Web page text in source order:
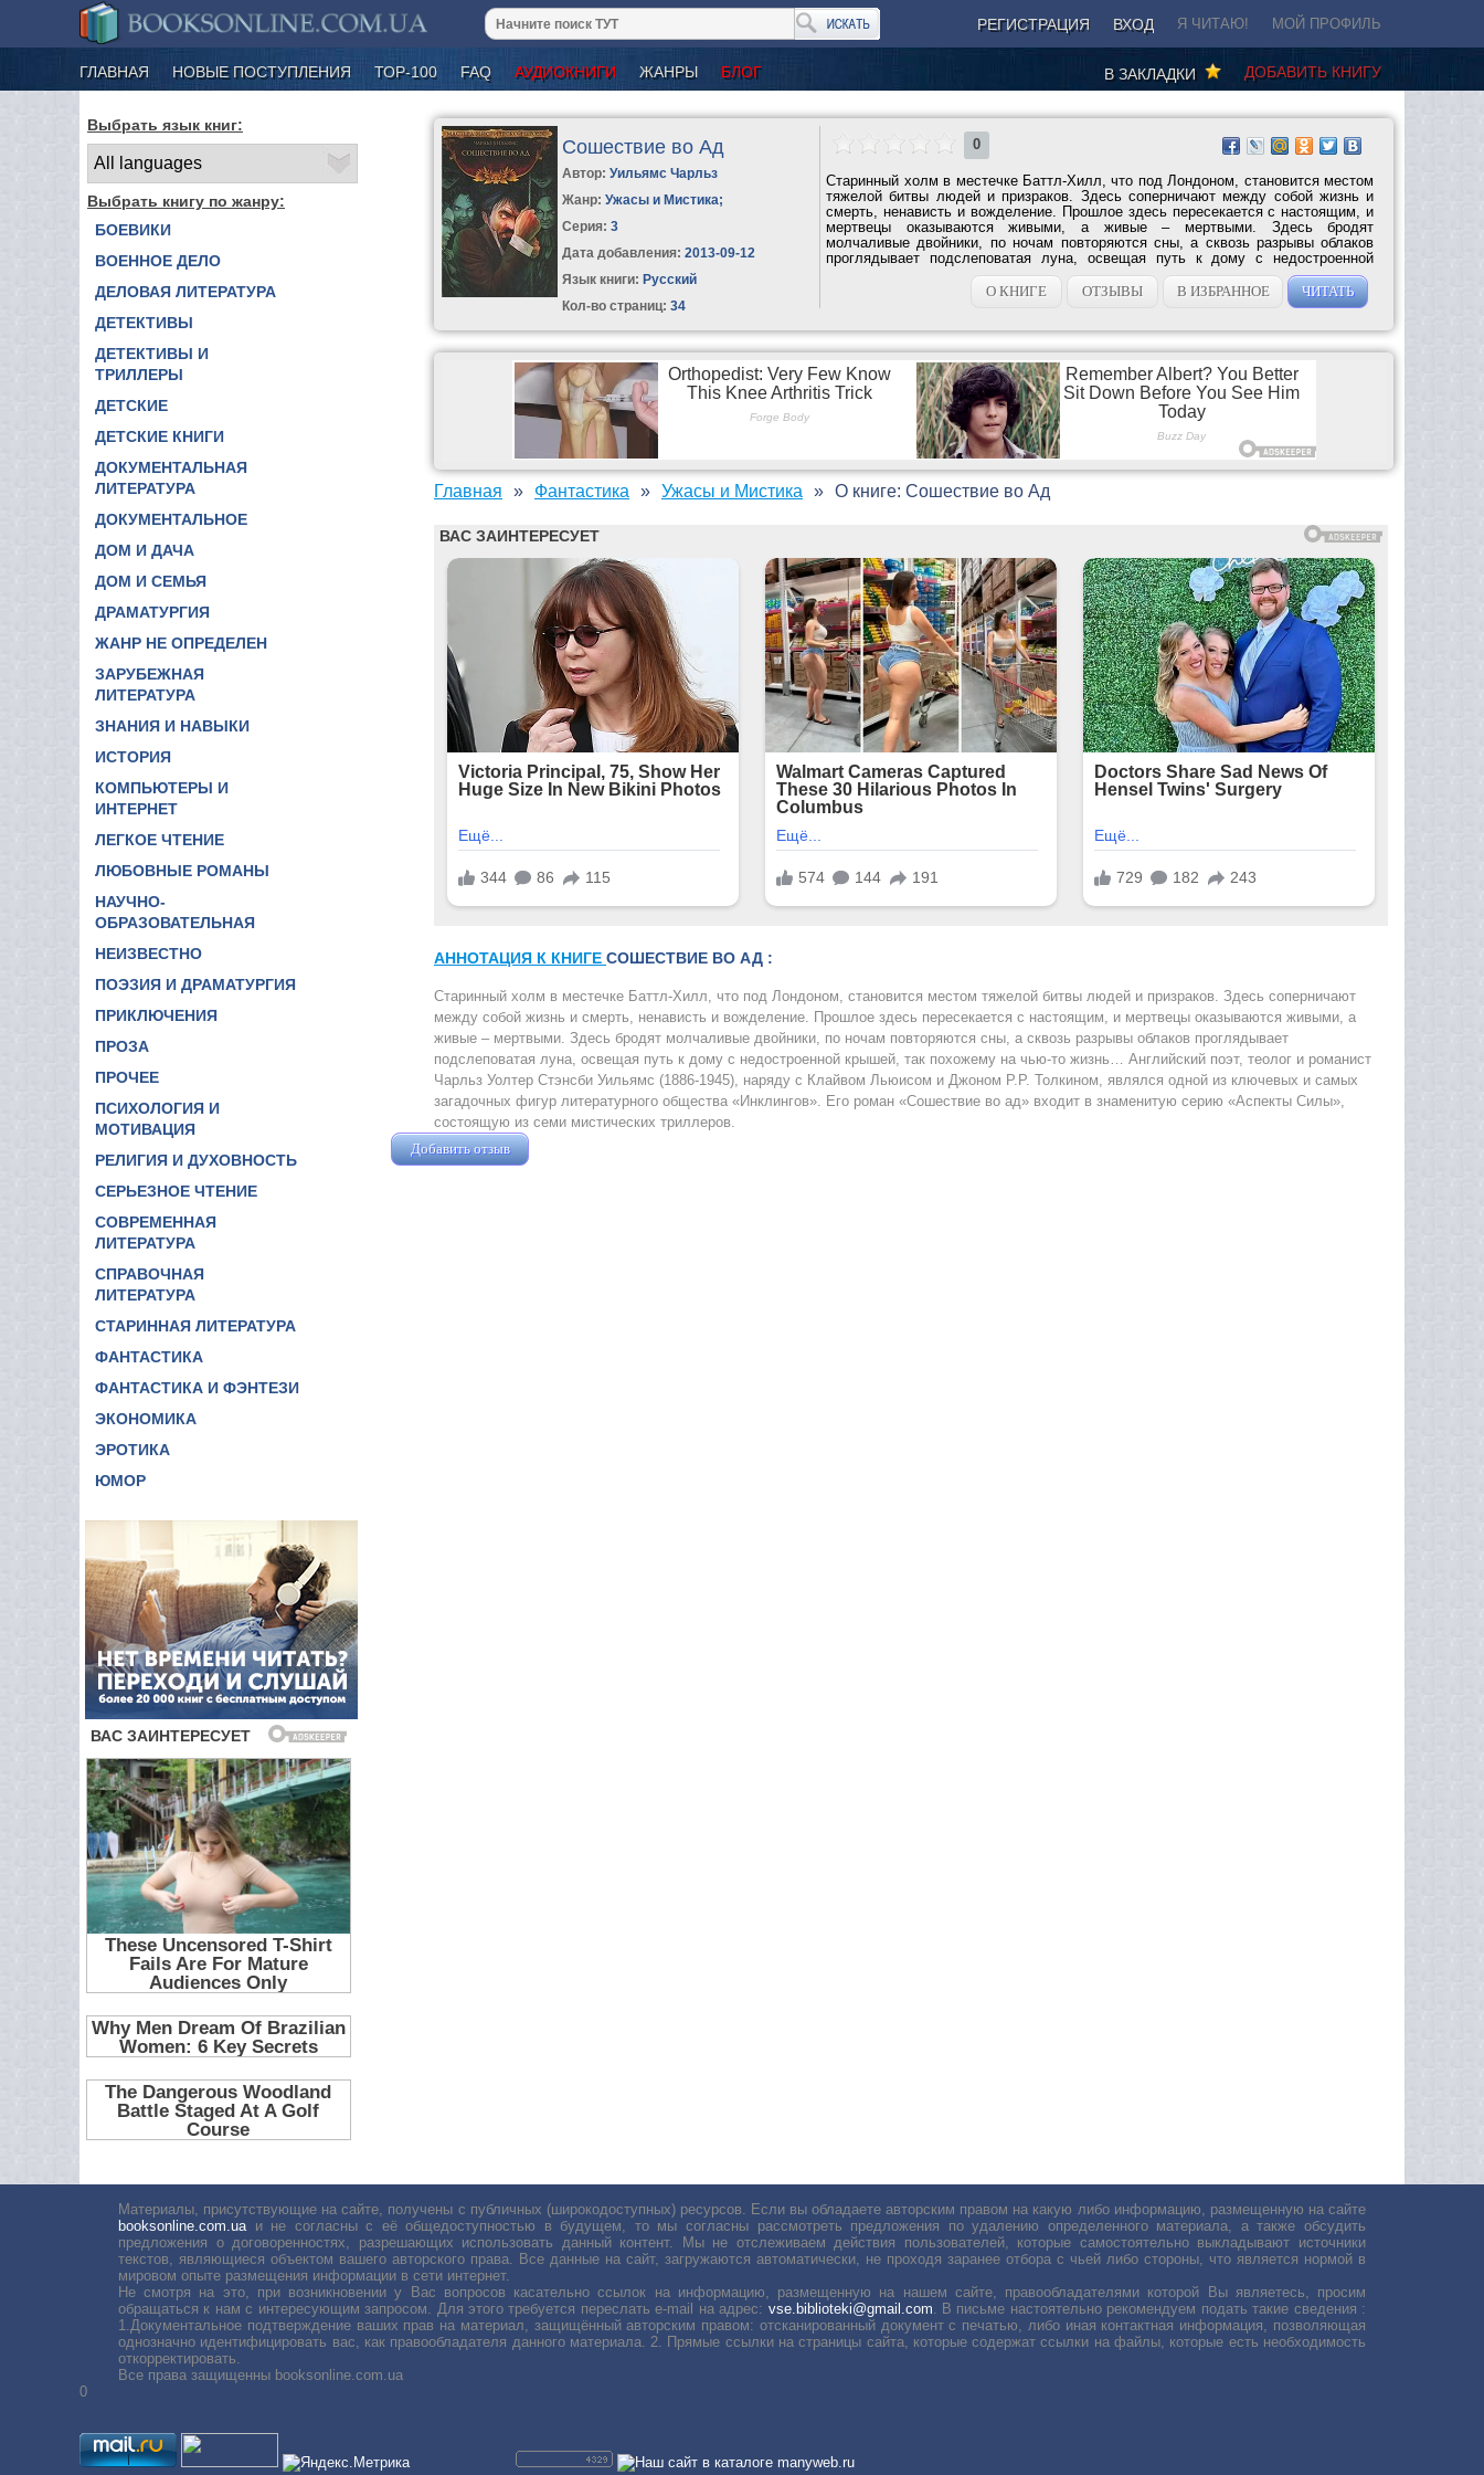
РЕГИСТРАЦИЯ ВХОД Я ЧИТАЮ! МОЙ ПРОФИЛЬ
ГЛАВНАЯ НОВЫЕ ПОСТУПЛЕНИЯ ТОР-100 FAQ АУДИОКНИГИ ЖАНРЫ БЛОГ ДОБАВИТЬ КНИГУ
В ЗАКЛАДКИ
Выбрать язык книг:
Выбрать книгу по жанру:
БОЕВИКИ
ВОЕННОЕ ДЕЛО
ДЕЛОВАЯ ЛИТЕРАТУРА
ДЕТЕКТИВЫ
ДЕТЕКТИВЫ И
ТРИЛЛЕРЫ
ДЕТСКИЕ
ДЕТСКИЕ КНИГИ
ДОКУМЕНТАЛЬНАЯ
ЛИТЕРАТУРА
ДОКУМЕНТАЛЬНОЕ
ДОМ И ДАЧА
ДОМ И СЕМЬЯ
ДРАМАТУРГИЯ
ЖАНР НЕ ОПРЕДЕЛЕН
ЗАРУБЕЖНАЯ
ЛИТЕРАТУРА
ЗНАНИЯ И НАВЫКИ
ИСТОРИЯ
КОМПЬЮТЕРЫ И
ИНТЕРНЕТ
ЛЕГКОЕ ЧТЕНИЕ
ЛЮБОВНЫЕ РОМАНЫ
НАУЧНО-
ОБРАЗОВАТЕЛЬНАЯ
НЕИЗВЕСТНО
ПОЭЗИЯ И ДРАМАТУРГИЯ
ПРИКЛЮЧЕНИЯ
ПРОЗА
ПРОЧЕЕ
ПСИХОЛОГИЯ И
МОТИВАЦИЯ
РЕЛИГИЯ И ДУХОВНОСТЬ
СЕРЬЕЗНОЕ ЧТЕНИЕ
СОВРЕМЕННАЯ
ЛИТЕРАТУРА
СПРАВОЧНАЯ
ЛИТЕРАТУРА
СТАРИННАЯ ЛИТЕРАТУРА
ФАНТАСТИКА
ФАНТАСТИКА И ФЭНТЕЗИ
ЭКОНОМИКА
ЭРОТИКА
ЮМОР
Сошествие во Ад
Автор:Уильямс Чарльз
Жанр: Ужасы и Мистика;
Серия:3
Дата добавления: 2013-09-12
Язык книги: Русский
Кол-во страниц: 34
0
Старинный холм в местечке Баттл-Хилл, что под Лондоном, становится местом
тяжелой битвы людей и призраков. Здесь соперничают между собой жизнь и
смерть, ненависть и вожделение. Прошлое здесь пересекается с настоящим, и
мертвецы оказываются живыми, а живые – мертвыми. Здесь бродят
молчаливые двойники, по ночам повторяются сны, а сквозь разрывы облаков
проглядывает подслеповатая луна, освещая путь к дому с недостроенной
О КНИГЕ
ОТЗЫВЫ В ИЗБРАННОЕ ЧИТАТЬ
Главная Фантастика Ужасы и Мистика О книге: Сошествие во Ад
АННОТАЦИЯ К КНИГЕ СОШЕСТВИЕ ВО АД :
Старинный холм в местечке Баттл-Хилл, что под Лондоном, становится местом тяжелой битвы людей и призраков. Здесь соперничают
между собой жизнь и смерть, ненависть и вожделение. Прошлое здесь пересекается с настоящим, и мертвецы оказываются живыми, а
живые – мертвыми. Здесь бродят молчаливые двойники, по ночам повторяются сны, а сквозь разрывы облаков проглядывает
подслеповатая луна, освещая путь к дому с недостроенной крышей, так похожему на чью-то жизнь… Английский поэт, теолог и романист
Чарльз Уолтер Стэнсби Уильямс (1886-1945), наряду с Клайвом Льюисом и Джоном P.P. Толкином, являлся одной из ключевых и самых
загадочных фигур литературного общества «Инклингов». Его роман «Сошествие во ад» входит в знаменитую серию «Аспекты Силы»,
состоящую из семи мистических триллеров.
Добавить отзыв
Материалы, присутствующие на сайте, получены с публичных (широкодоступных) ресурсов. Если вы обладаете авторским правом на какую либо информацию, размещенную на сайте
booksonline.com.uaи не согласны с её общедоступностью в будущем, то мы согласны рассмотреть предложения по удалению определенного материала, а также обсудить
предложения о договоренностях, разрешающих использовать данный контент. Мы не отслеживаем действия пользователей, которые самостоятельно выкладывают источники
текстов, являющиеся объектом вашего авторского права. Все данные на сайт, загружаются автоматически, не проходя заранее отбора с чьей либо стороны, что является нормой в
мировом опыте размещения информации в сети интернет.
Не смотря на это, при возникновении у Вас вопросов касательно ссылок на информацию, размещенную на нашем сайте, правообладателями которой Вы являетесь, просим
обращаться к нам с интересующим запросом. Для этого требуется переслать е-mail на адрес: vse.biblioteki@gmail.com. В письме настоятельно рекомендуем подать такие сведения :
1.Документальное подтверждение ваших прав на материал, защищённый авторским правом: отсканированный документ с печатью, либо иная контактная информация, позволяющая
однозначно идентифицировать вас, как правообладателя данного материала. 2. Прямые ссылки на страницы сайта, которые содержат ссылки на файлы, которые есть необходимость
откорректировать.
Все права защищенны booksonline.com.ua
0